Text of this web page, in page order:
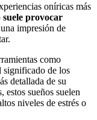
oníricas más
suele provocar
impresión de
como
significado de los
detallada de su
estos sueños suelen
niveles de estrés o